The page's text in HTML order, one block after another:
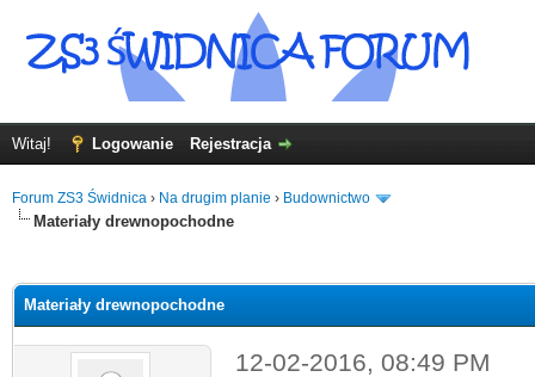
Witaj! Logowanie Rejestracja
Forum ZS3 Świdnica › Na drugim planie › Budownictwo
Materiały drewnopochodne
Materiały drewnopochodne
12-02-2016, 08:49 PM